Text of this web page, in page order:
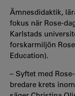
Ämnesdidaktik,
fokus när Rose-
Karlstads
forskarmiljön
Education).
– Syftet med
bredare krets